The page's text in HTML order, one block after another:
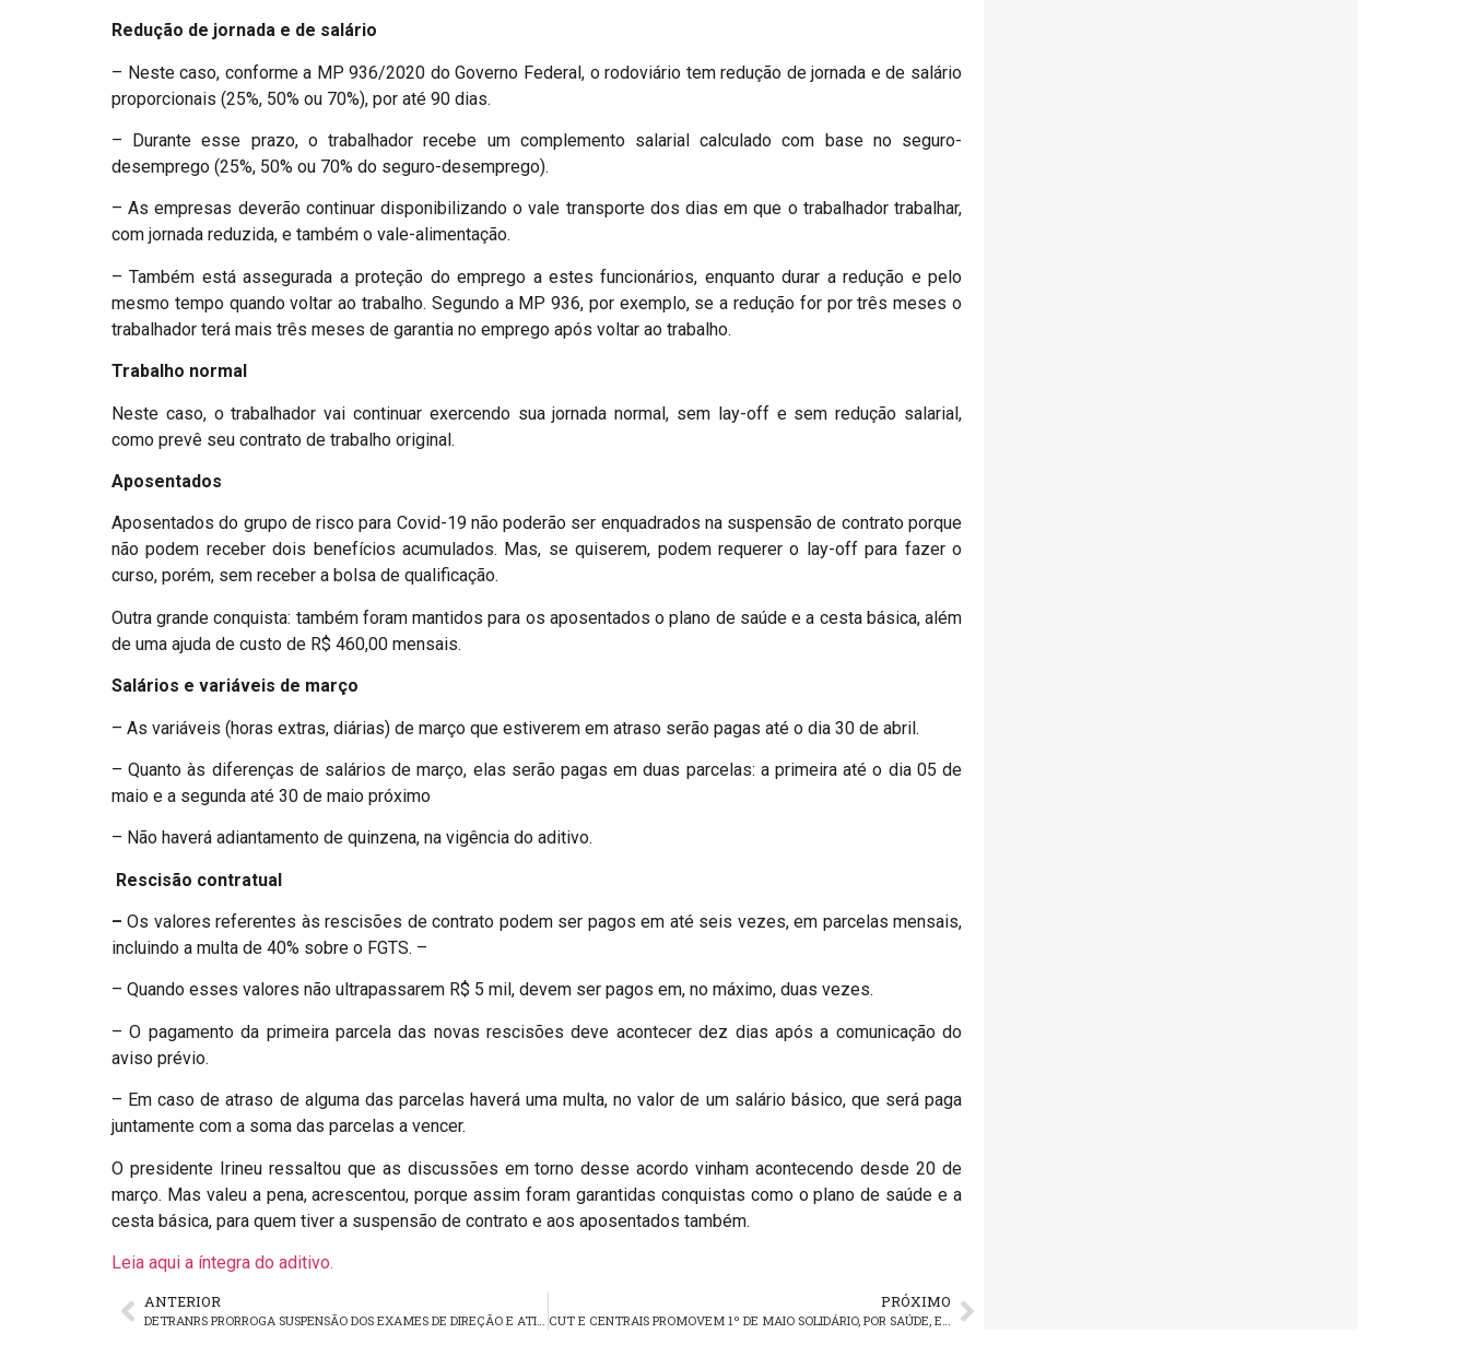
Redução de jornada e de salário
– Neste caso, conforme a MP 936/2020 do Governo Federal, o rodoviário tem redução de jornada e de salário
proporcionais (25%, 50% ou 70%), por até 90 dias.
– Durante esse prazo, o trabalhador recebe um complemento salarial calculado com base no seguro-
desemprego (25%, 50% ou 70% do seguro-desemprego).
– As empresas deverão continuar disponibilizando o vale transporte dos dias em que o trabalhador trabalhar,
com jornada reduzida, e também o vale-alimentação.
– Também está assegurada a proteção do emprego a estes funcionários, enquanto durar a redução e pelo
mesmo tempo quando voltar ao trabalho. Segundo a MP 936, por exemplo, se a redução for por três meses o
trabalhador terá mais três meses de garantia no emprego após voltar ao trabalho.
Trabalho normal
Neste caso, o trabalhador vai continuar exercendo sua jornada normal, sem lay-off e sem redução salarial,
como prevê seu contrato de trabalho original.
Aposentados
Aposentados do grupo de risco para Covid-19 não poderão ser enquadrados na suspensão de contrato porque
não podem receber dois benefícios acumulados. Mas, se quiserem, podem requerer o lay-off para fazer o
curso, porém, sem receber a bolsa de qualificação.
Outra grande conquista: também foram mantidos para os aposentados o plano de saúde e a cesta básica, além
de uma ajuda de custo de R$ 460,00 mensais.
Salários e variáveis de março
– As variáveis (horas extras, diárias) de março que estiverem em atraso serão pagas até o dia 30 de abril.
– Quanto às diferenças de salários de março, elas serão pagas em duas parcelas: a primeira até o dia 05 de
maio e a segunda até 30 de maio próximo
– Não haverá adiantamento de quinzena, na vigência do aditivo.
Rescisão contratual
–Os valores referentes às rescisões de contrato podem ser pagos em até seis vezes, em parcelas mensais,
incluindo a multa de 40% sobre o FGTS. –
– Quando esses valores não ultrapassarem R$ 5 mil, devem ser pagos em, no máximo, duas vezes.
– O pagamento da primeira parcela das novas rescisões deve acontecer dez dias após a comunicação do
aviso prévio.
– Em caso de atraso de alguma das parcelas haverá uma multa, no valor de um salário básico, que será paga
juntamente com a soma das parcelas a vencer.
O presidente Irineu ressaltou que as discussões em torno desse acordo vinham acontecendo desde 20 de
março. Mas valeu a pena, acrescentou, porque assim foram garantidas conquistas como o plano de saúde e a
cesta básica, para quem tiver a suspensão de contrato e aos aposentados também.
Leia aqui a íntegra do aditivo.
ANTERIOR
DETRANRS PRORROGA SUSPENSÃO DOS EXAMES DE DIREÇÃO E ATIVIDADES DOS CREDENCIADOS
PRÓXIMO
CUT E CENTRAIS PROMOVEM 1º DE MAIO SOLIDÁRIO, POR SAÚDE, EMPREGO, RENDA E DEMOCRACIA